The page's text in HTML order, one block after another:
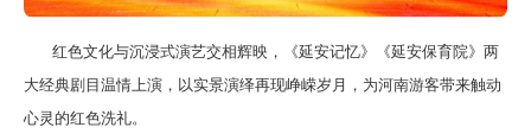
红色文化与沉浸式演艺交相辉映，《延安记忆》《延安保育院》两
大经典剧目温情上演，以实景演绎再现峥嵘岁月，为河南游客带来触动
心灵的红色洗礼。